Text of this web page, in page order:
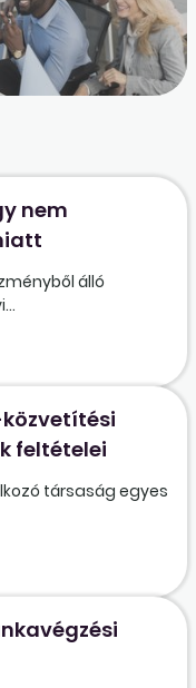
nem
álló
feltételei
társaság egyes